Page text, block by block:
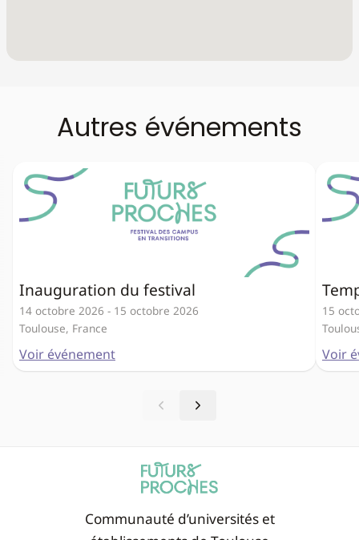
Autres événements
Inauguration du festival
14 octobre 2026 - 15 octobre 2026
Toulouse, France
Voir événement
15
Voir
Communauté d’universités et